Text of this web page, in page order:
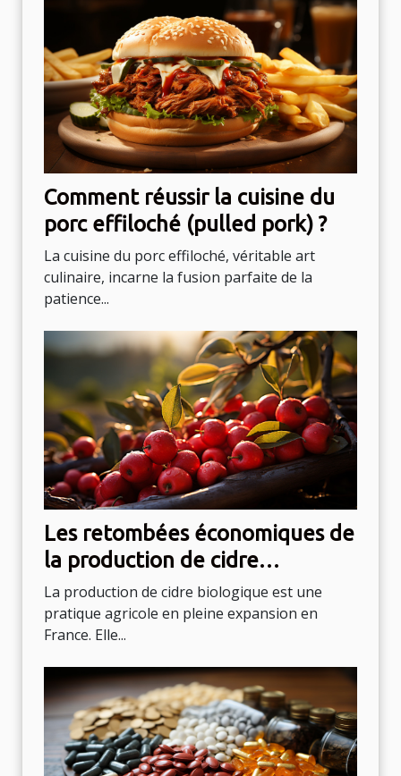
Comment réussir la cuisine du
porc effiloché (pulled pork) ?
La cuisine du porc effiloché, véritable art
culinaire, incarne la fusion parfaite de la
patience...
Les retombées économiques de
la production de cidre
biologique en France
La production de cidre biologique est une
pratique agricole en pleine expansion en
France. Elle...